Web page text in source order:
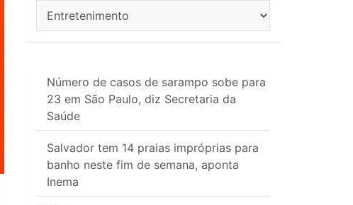
Número de casos de sarampo sobe para
23 em São Paulo, diz Secretaria da
Saúde
Salvador tem 14 praias impróprias para
banho neste fim de semana, aponta
Inema